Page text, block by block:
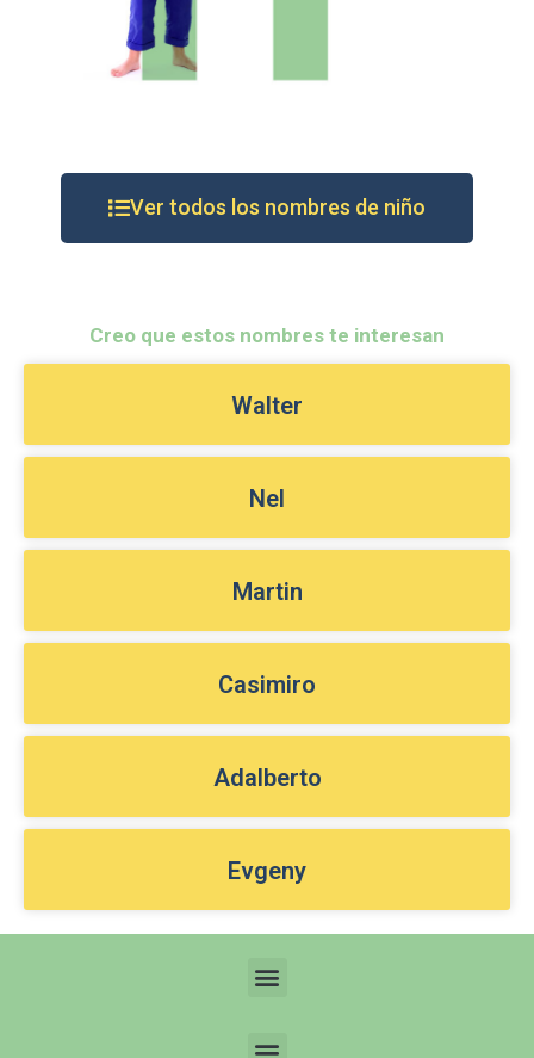
Ver todos los nombres de niño
Creo que estos nombres te interesan
Walter
Nel
Martin
Casimiro
Adalberto
Evgeny